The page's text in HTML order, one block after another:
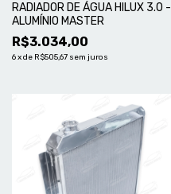
RADIADOR DE ÁGUA HILUX 3.0 -
ALUMÍNIO MASTER
R$3.034,00
6 xde R$505,67 sem juros